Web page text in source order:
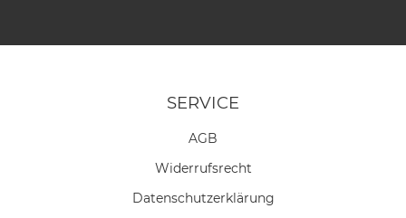
SERVICE
AGB
Widerrufs­recht
Daten­schutz­erklärung